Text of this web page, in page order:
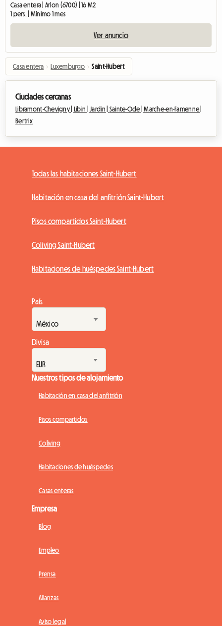
Casa entera | Arlon (6700) | 16 M2
1 pers. | Mínimo 1 mes
Ver anuncio
Casa entera › Luxemburgo › Saint-Hubert
Ciudades cercanas
Libramont-Chevigny | Libin |Jardin | Sainte-Ode |Marche-en-Famenne |
Bertrix
Todas las habitaciones Saint-Hubert
Habitación en casa del anfitrión Saint-Hubert
Pisos compartidos Saint-Hubert
Coliving Saint-Hubert
Habitaciones de huéspedes Saint-Hubert
País
Divisa
Nuestros tipos de alojamiento
Habitación en casa del anfitrión
Pisos compartidos
Coliving
Habitaciones de huéspedes
Casas enteras
Empresa
Blog
Empleo
Prensa
Alianzas
Aviso legal